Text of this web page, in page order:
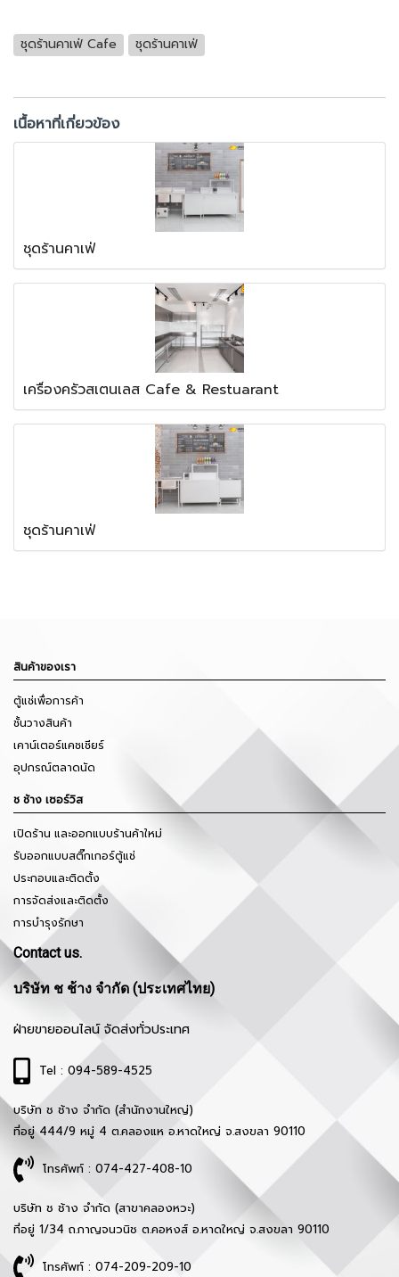
ชุดร้านคาเฟ่ Cafe ชุดร้านคาเฟ่
เนื้อหาที่เกี่ยวข้อง
ชุดร้านคาเฟ่
เครื่องครัวสเตนเลส Cafe & Restuarant
ชุดร้านคาเฟ่
สินค้าของเรา
ตู้แช่เพื่อการค้า
ชั้นวางสินค้า
เคาน์เตอร์แคชเชียร์
อุปกรณ์ตลาดนัด
ช ช้าง เซอร์วิส
เปิดร้าน และออกแบบร้านค้าใหม่
รับออกแบบสติ๊กเกอร์ตู้แช่
ประกอบและติดตั้ง
การจัดส่งและติดตั้ง
การบำรุงรักษา
Contact us.
บริษัท ช ช้าง จำกัด (ประเทศไทย)
ฝ่ายขายออนไลน์ จัดส่งทั่วประเทศ
Tel : 094-589-4525
บริษัท ช ช้าง จำกัด (สำนักงานใหญ่)
ที่อยู่ 444/9 หมู่ 4 ต.คลองแห อ.หาดใหญ่ จ.สงขลา 90110
โทรศัพท์ : 074-427-408-10
บริษัท ช ช้าง จำกัด (สาขาคลองหวะ)
ที่อยู่ 1/34 ถ.กาญจนวนิช ต.คอหงส์ อ.หาดใหญ่ จ.สงขลา 90110
โทรศัพท์ : 074-209-209-10